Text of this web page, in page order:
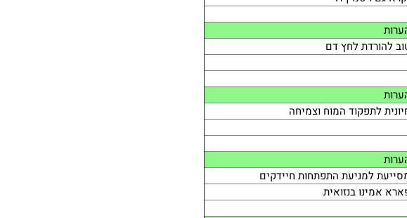
להורדת לחץ דם
לתפקוד המוח וצמיחה
למניעת התפתחות חיידקים
אמינו בנזואית